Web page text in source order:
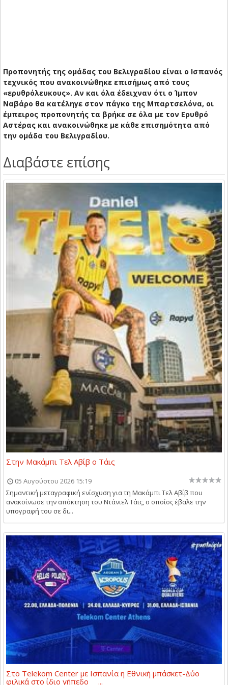
Προπονητής της ομάδας του Βελιγραδίου είναι ο Ισπανός
τεχνικός που ανακοινώθηκε επισήμως από τους
«ερυθρόλευκους». Αν και όλα έδειχναν ότι ο Ίμπον
Ναβάρο θα κατέληγε στον πάγκο της Μπαρτσελόνα, οι
έμπειρος προπονητής τα βρήκε σε όλα με τον Ερυθρό
Αστέρας και ανακοινώθηκε με κάθε επισημότητα από
την ομάδα του Βελιγραδίου.
Διαβάστε επίσης
Στην Μακάμπι Τελ Αβίβ ο Τάις
05 Αυγούστου 2026 15:19
Σημαντική μεταγραφική ενίσχυση για τη Μακάμπι Τελ Αβίβ που
ανακοίνωσε την απόκτηση του Ντάνιελ Τάις, ο οποίος έβαλε την
υπογραφή του σε δι...
Στο Telekom Center με Ισπανία η Εθνική μπάσκετ-Δύο
φιλικά στο ίδιο γήπεδο ...